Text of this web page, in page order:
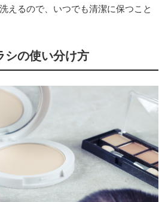
えるので、いつでも清潔に保つこと
シの使い分け方